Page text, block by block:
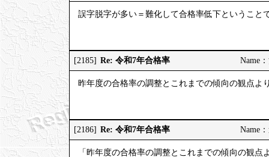
誤字脱字が多い＝難化して合格率低下ということ
[2185] Re: 令和7年合格率 Name
昨年度の合格率の調整とこれまでの傾向の観点よ
[2186] Re: 令和7年合格率 Name
「昨年度の合格率の調整とこれまでの傾向の観